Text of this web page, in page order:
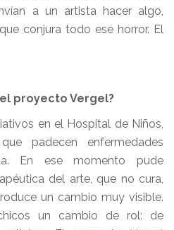
a un artista hacer algo,
conjura todo ese horror. El
proyecto Vergel?
en el Hospital de Niños,
padecen enfermedades
En ese momento pude
del arte, que no cura,
un cambio muy visible.
un cambio de rol: de